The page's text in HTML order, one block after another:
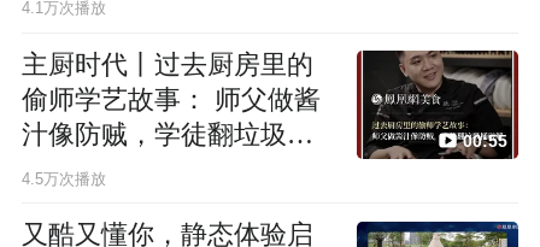
4.1万次播放
主厨时代丨过去厨房里的
偷师学艺故事： 师父做酱
汁像防贼，学徒翻垃圾桶
破解
4.5万次播放
00:55
又酷又懂你，静态体验启